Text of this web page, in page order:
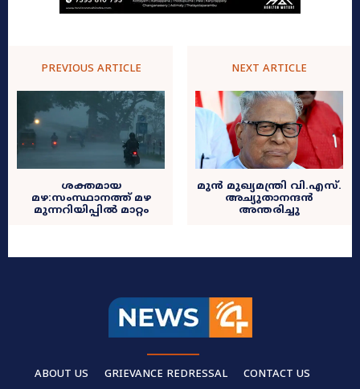
PREVIOUS ARTICLE
ശക്തമായ
മഴ:സംസ്ഥാനത്ത് മഴ
മുന്നറിയിപ്പിൽ മാറ്റം
NEXT ARTICLE
മുൻ മുഖ്യമന്ത്രി വി.എസ്.
അച്യുതാനന്ദൻ
അന്തരിച്ചു
ABOUT US GRIEVANCE REDRESSAL
CONTACT US